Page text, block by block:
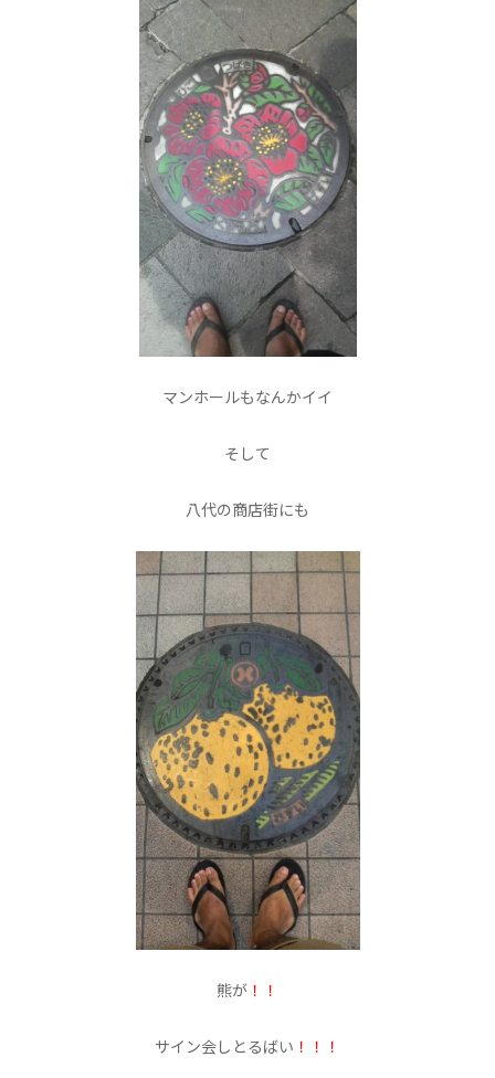
マンホールもなんかイイ
そして
八代の商店街にも
熊が ！！
サイン会しとるばい ！！！